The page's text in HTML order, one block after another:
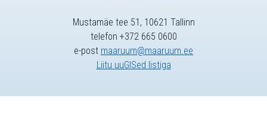
Mustamäe tee 51, 10621 Tallinn
telefon +372 665 0600
e-post maaruum@maaruum.ee
Liitu uuGISed listiga